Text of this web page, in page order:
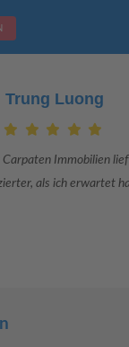
Trung Luong
Immobilien
als ich erwartet